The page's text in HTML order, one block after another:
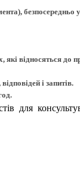
безпосередньо
відносяться до
і запитів.
для